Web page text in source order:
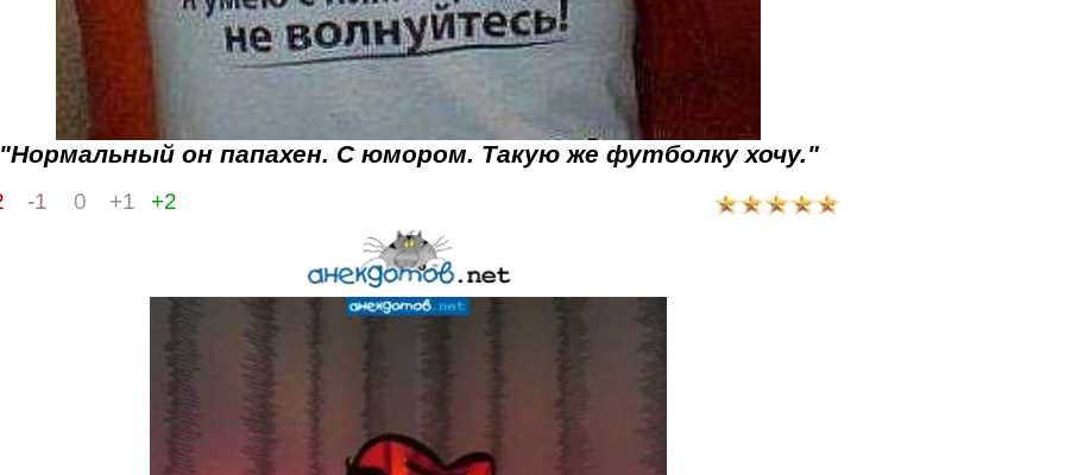
он папахен. С юмором. Такую же футболку хочу."
-1 0 +1 +2